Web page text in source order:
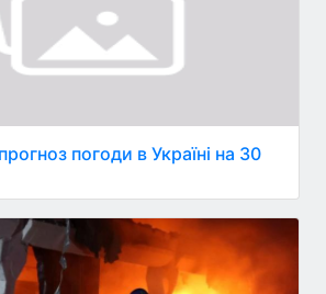
погоди в Україні на 30